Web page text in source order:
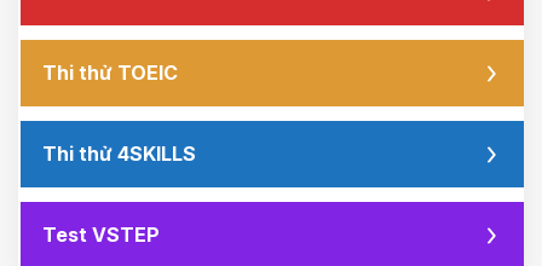
Thi thử TOEIC
Thi thử 4SKILLS
Test VSTEP